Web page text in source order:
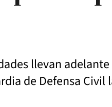
llevan
de Defensa Civil